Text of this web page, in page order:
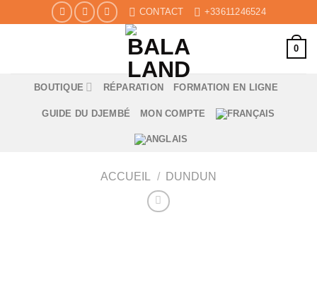
to
CONTACT +33611246524
0
BOUTIQUE RÉPARATION FORMATION EN LIGNE
GUIDE DU DJEMBÉ MON COMPTE
ACCUEIL / DUNDUN